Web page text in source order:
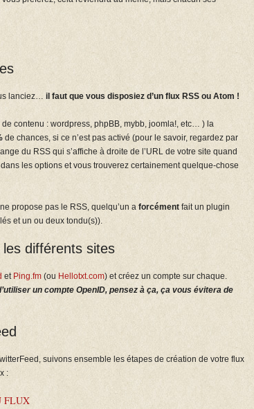
lanciez… il faut que vous disposiez d’un flux RSS ou Atom !
contenu : wordpress, phpBB, mybb, joomla!, etc… ) la
de chances, si ce n’est pas activé (pour le savoir, regardez par
du RSS qui s’affiche à droite de l’URL de votre site quand
les options et vous trouverez certainement quelque-chose
propose pas le RSS, quelqu’un a forcément fait un plugin
et un ou deux tondu(s)).
différents sites
et Ping.fm (ou Hellotxt.com) et créez un compte sur chaque.
un compte OpenID, pensez à ça, ça vous évitera de
suivons ensemble les étapes de création de votre flux
:
FLUX